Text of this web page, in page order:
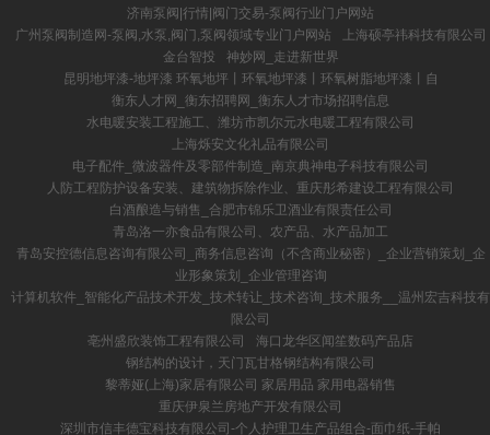
济南泵阀|行情|阀门交易-泵阀行业门户网站
广州泵阀制造网-泵阀,水泵,阀门,泵阀领域专业门户网站
上海硕亭祎科技有限公司
金台智投
神妙网_走进新世界
昆明地坪漆-地坪漆 环氧地坪丨环氧地坪漆丨环氧树脂地坪漆丨自
衡东人才网_衡东招聘网_衡东人才市场招聘信息
水电暖安装工程施工、潍坊市凯尔元水电暖工程有限公司
上海烁安文化礼品有限公司
电子配件_微波器件及零部件制造_南京典神电子科技有限公司
人防工程防护设备安装、建筑物拆除作业、重庆彤希建设工程有限公司
白酒酿造与销售_合肥市锦乐卫酒业有限责任公司
青岛洛一亦食品有限公司、农产品、水产品加工
青岛安控德信息咨询有限公司_商务信息咨询（不含商业秘密）_企业营销策划_企
业形象策划_企业管理咨询
计算机软件_智能化产品技术开发_技术转让_技术咨询_技术服务__温州宏吉科技有
限公司
亳州盛欣装饰工程有限公司
海口龙华区闻笙数码产品店
钢结构的设计，天门瓦甘格钢结构有限公司
黎蒂娅(上海)家居有限公司 家居用品 家用电器销售
重庆伊泉兰房地产开发有限公司
深圳市信丰德宝科技有限公司-个人护理卫生产品组合-面巾纸-手帕